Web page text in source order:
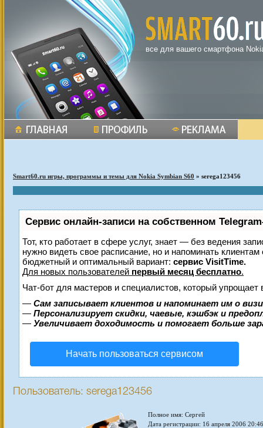
все для вашего смартфона
Smart60.ru игры, программы и темы для Nokia Symbian S60 » serega123456
Сервис онлайн-записи на собственном
Тот, кто работает в сфере услуг, знает — без ведения
нужно видеть свое расписание, но и напоминать
бюджетный и оптимальный вариант: сервис VisitTime.
Для новых пользователей первый месяц бесплатно.
Чат-бот для мастеров и специалистов, который упрощает
— Сам записывает клиентов и напоминает им о
— Персонализирует скидки, чаевые, кэшбэк и
— Увеличивает доходимость и помогает больше
Начать пользоваться сервисом
Пользователь: serega123456
Полное имя: Сергей
Дата регистрации: 16 апреля 2006 20:46